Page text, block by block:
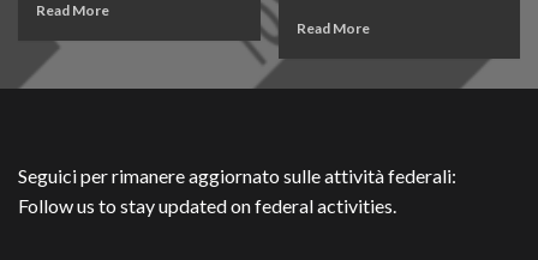
Read More
Read More
Seguici per rimanere aggiornato sulle attività federali:
Follow us to stay updated on federal activities.